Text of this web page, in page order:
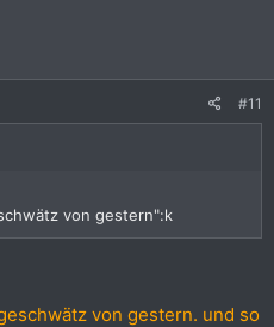
#11
von gestern":k
von gestern. und so